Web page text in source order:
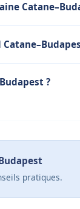
?
pratiques.